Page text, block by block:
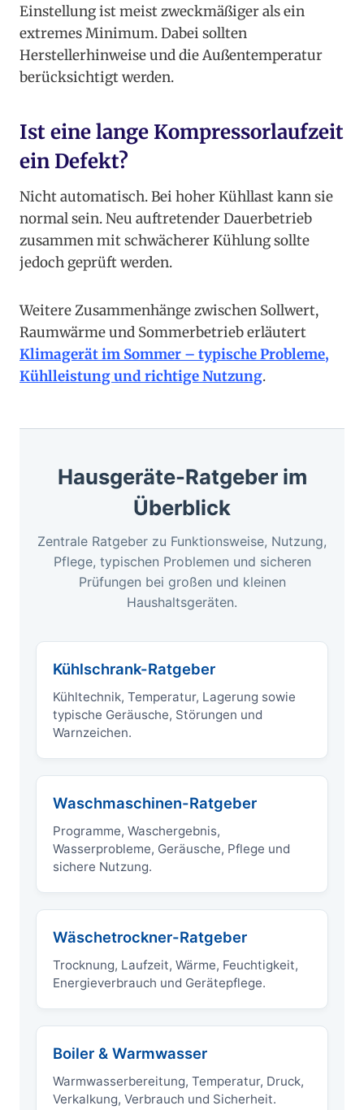
Einstellung ist meist zweckmäßiger als ein
extremes Minimum. Dabei sollten
Herstellerhinweise und die Außentemperatur
berücksichtigt werden.
Ist eine lange Kompressorlaufzeit
ein Defekt?
Nicht automatisch. Bei hoher Kühllast kann sie
normal sein. Neu auftretender Dauerbetrieb
zusammen mit schwächerer Kühlung sollte
jedoch geprüft werden.
Weitere Zusammenhänge zwischen Sollwert,
Raumwärme und Sommerbetrieb erläutert
Klimagerät im Sommer – typische Probleme,
Kühlleistung und richtige Nutzung.
Hausgeräte-Ratgeber im
Überblick
Zentrale Ratgeber zu Funktionsweise, Nutzung,
Pflege, typischen Problemen und sicheren
Prüfungen bei großen und kleinen
Haushaltsgeräten.
Kühlschrank-Ratgeber
Kühltechnik, Temperatur, Lagerung sowie
typische Geräusche, Störungen und
Warnzeichen.
Waschmaschinen-Ratgeber
Programme, Waschergebnis,
Wasserprobleme, Geräusche, Pflege und
sichere Nutzung.
Wäschetrockner-Ratgeber
Trocknung, Laufzeit, Wärme, Feuchtigkeit,
Energieverbrauch und Gerätepflege.
Boiler & Warmwasser
Warmwasserbereitung, Temperatur, Druck,
Verkalkung, Verbrauch und Sicherheit.